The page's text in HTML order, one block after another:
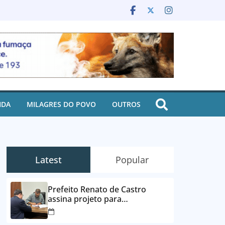
MILAGRES DO POVO OUTROS
Latest Popular
Prefeito Renato de Castro
assina projeto para
desbloqueio de contas e
parcelamento de dívidas em até